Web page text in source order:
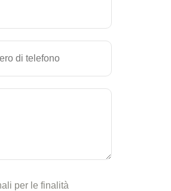
per le finalità